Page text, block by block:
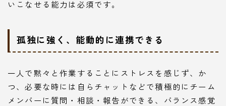
いこなせる能力は必須です。
孤独に強く、能動的に連携できる
一人で黙々と作業することにストレスを感じず、か
つ、必要な時には自らチャットなどで積極的にチーム
メンバーに質問・相談・報告ができる、バランス感覚